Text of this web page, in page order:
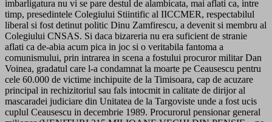
imbarligatura nu vi se pare destul de alambicata, mai aflati ca, intre
timp, presedintele Colegiului Stiintific al IICCMER, respectabilul
liberal si fost detinut politic Dinu Zamfirescu, a devenit si membru al
Colegiului CNSAS. Si daca bizareria nu era suficient de stranie
aflati ca de-abia acum pica in joc si o veritabila fantoma a
comunismului, prin intrarea in scena a fostului procuror militar Dan
Voinea, gradatul care l-a condamnat la moarte pe Ceausescu pentru
cele 60.000 de victime inchipuite de la Timisoara, cap de acuzare
principal in rechizitoriul sau fals intocmit in calitate de dirijor al
mascaradei judiciare din Unitatea de la Targoviste unde a fost ucis
cuplul Ceausescu in decembrie 1989. Procurorul pensionar general